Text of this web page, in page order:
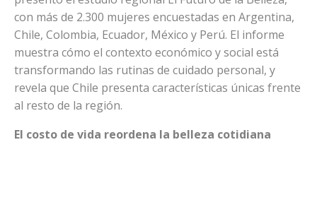
con más de 2.300 mujeres encuestadas en Argentina,
Chile, Colombia, Ecuador, México y Perú. El informe
muestra cómo el contexto económico y social está
transformando las rutinas de cuidado personal, y
revela que Chile presenta características únicas frente
al resto de la región.
El costo de vida reordena la belleza cotidiana